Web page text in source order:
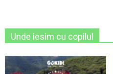
Unde iesim cu copilul